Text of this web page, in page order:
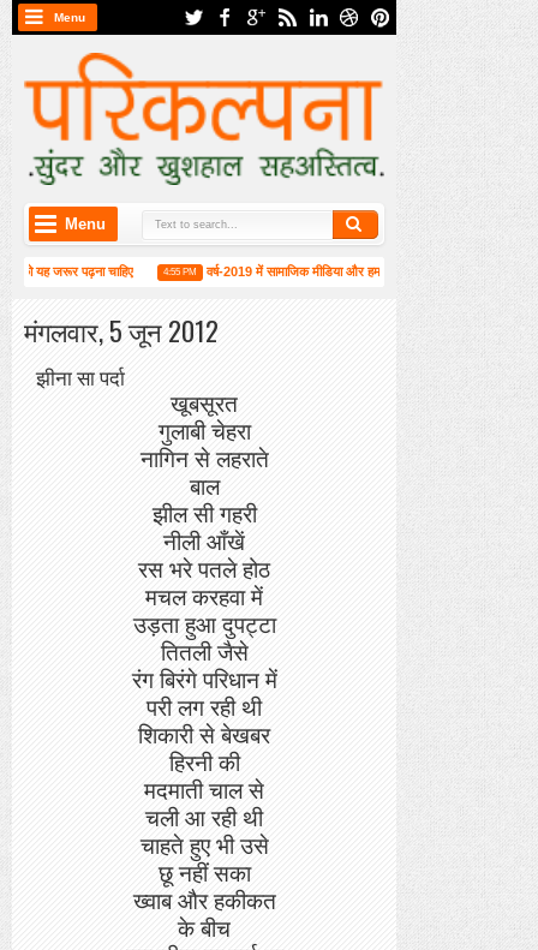
Menu
Menu
यह जरूर पढ़ना चाहिए 4:55 PM वर्ष-2019 में सामाजिक मीडिया और हम
मंगलवार, 5 जून 2012
झीना सा पर्दा
खूबसूरत
गुलाबी चेहरा
नागिन से लहराते
बाल
झील सी गहरी
नीली आँखें
रस भरे पतले होठ
मचल करहवा में
उड़ता हुआ दुपट्टा
तितली जैसे
रंग बिरंगे परिधान में
परी लग रही थी
शिकारी से बेखबर
हिरनी की
मदमाती चाल से
चली आ रही थी
चाहते हुए भी उसे
छू नहीं सका
ख्वाब और हकीकत
के बीच